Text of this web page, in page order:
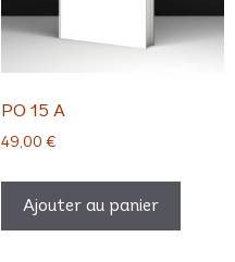
PO 15 A
49,00 €
Ajouter au panier